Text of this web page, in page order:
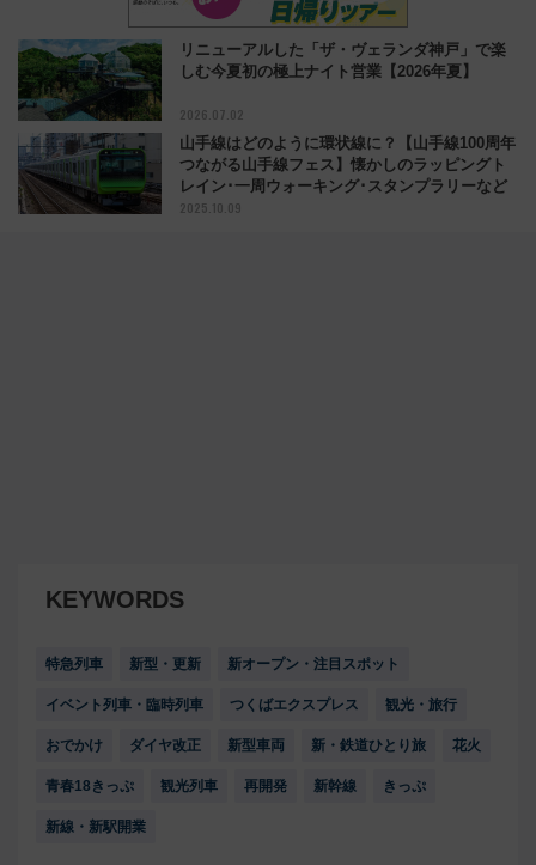
リニューアルした「ザ・ヴェランダ神戸」で楽
しむ今夏初の極上ナイト営業【2026年夏】
2026.07.02
山手線はどのように環状線に？【山手線100周年
つながる山手線フェス】懐かしのラッピングト
レイン･一周ウォーキング･スタンプラリーなど
2025.10.09
KEYWORDS
特急列車 新型・更新 新オープン・注目スポット
イベント列車・臨時列車 つくばエクスプレス 観光・旅行
おでかけ ダイヤ改正 新型車両 新・鉄道ひとり旅 花火
青春18きっぷ 観光列車 再開発 新幹線 きっぷ
新線・新駅開業